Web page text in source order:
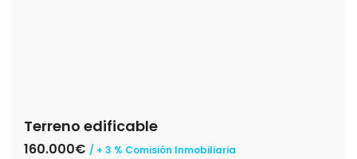
Terreno edificable
160.000€ / + 3 % Comisión Inmobiliaria